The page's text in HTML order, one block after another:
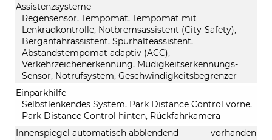
Assistenzsysteme
Regensensor, Tempomat, Tempomat mit
Lenkradkontrolle, Notbremsassistent (City-Safety),
Berganfahrassistent, Spurhalteassistent,
Abstandstempomat adaptiv (ACC),
Verkehrzeichenerkennung, Müdigkeitserkennungs-
Sensor, Notrufsystem, Geschwindigkeitsbegrenzer
Einparkhilfe
Selbstlenkendes System, Park Distance Control vorne,
Park Distance Control hinten, Rückfahrkamera
Innenspiegel automatisch abblendend
vorhanden